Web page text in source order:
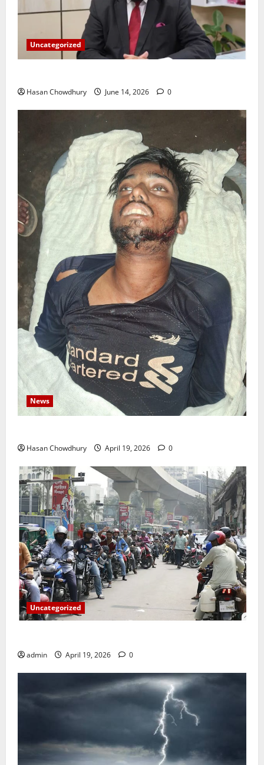
Uncategorized
Hasan Chowdhury June 14, 2026 0
News
Hasan Chowdhury April 19, 2026 0
Uncategorized
admin April 19, 2026 0